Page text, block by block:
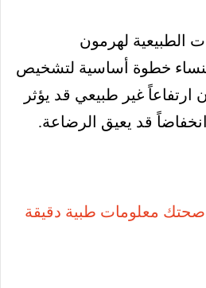
الطبيعية لهرمون
النساء خطوة أساسية لتشخيص
ارتفاعاً غير طبيعي قد يؤثر
قد يعيق الرضاعة.